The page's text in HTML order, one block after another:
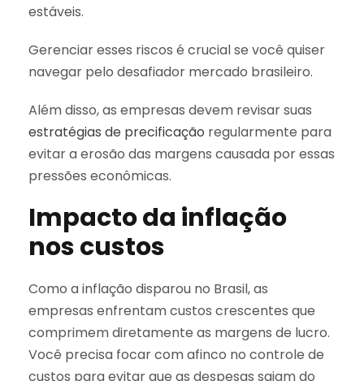
estáveis.
Gerenciar esses riscos é crucial se você quiser
navegar pelo desafiador mercado brasileiro.
Além disso, as empresas devem revisar suas
estratégias de precificação regularmente para
evitar a erosão das margens causada por essas
pressões econômicas.
Impacto da inflação
nos custos
Como a inflação disparou no Brasil, as
empresas enfrentam custos crescentes que
comprimem diretamente as margens de lucro.
Você precisa focar com afinco no controle de
custos para evitar que as despesas saiam do